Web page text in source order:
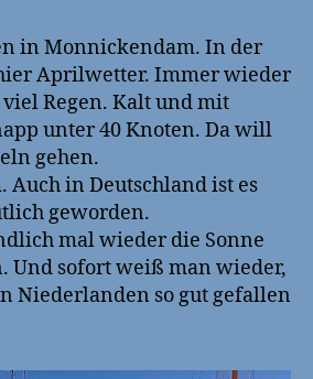
in
Monnickendam
in Monnickendam. In der
Aprilwetter. Immer wieder
Regen. Kalt und mit
unter 40 Knoten. Da will
gehen.
Auch in Deutschland ist es
geworden.
mal wieder die Sonne
Und sofort weiß man wieder,
Niederlanden so gut gefallen